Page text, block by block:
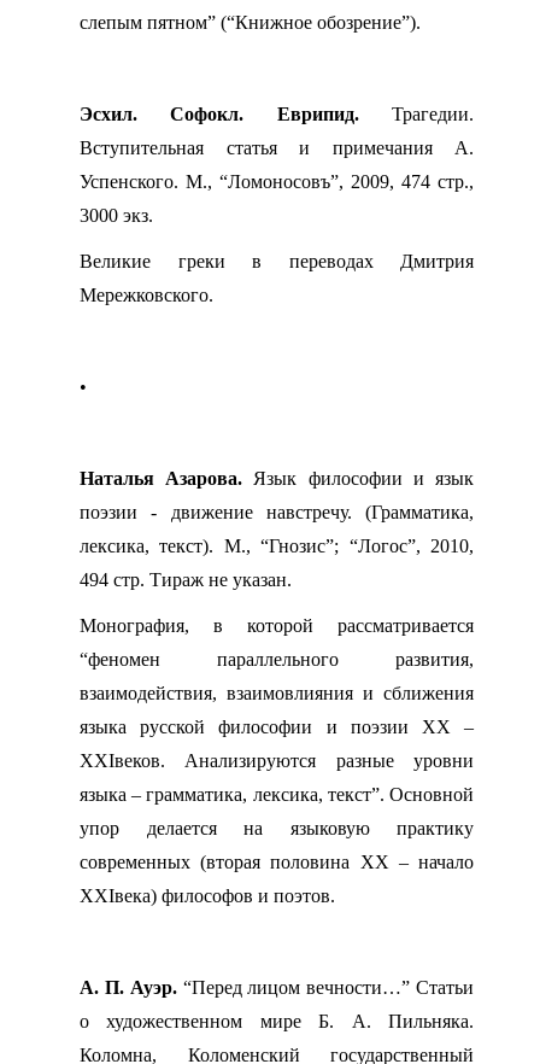
слепым пятном” (“Книжное обозрение”).
Эсхил. Софокл. Еврипид.Трагедии.
Вступительная статья и примечания А.
Успенского. М., “Ломоносовъ”, 2009, 474 стр.,
3000 экз.
Великие греки в переводах Дмитрия
Мережковского.
•
Наталья Азарова. Язык философии и язык
поэзии - движение навстречу. (Грамматика,
лексика, текст). М., “Гнозис”; “Логос”, 2010,
494 стр. Тираж не указан.
Монография, в которой рассматривается
“феномен параллельного развития,
взаимодействия, взаимовлияния и сближения
языка русской философии и поэзии ХХ –
ХХIвеков. Анализируются разные уровни
языка – грамматика, лексика, текст”. Основной
упор делается на языковую практику
современных (вторая половина ХХ – начало
ХХIвека) философов и поэтов.
А. П. Ауэр.“Перед лицом вечности…” Статьи
о художественном мире Б. А. Пильняка.
Коломна, Коломенский государственный